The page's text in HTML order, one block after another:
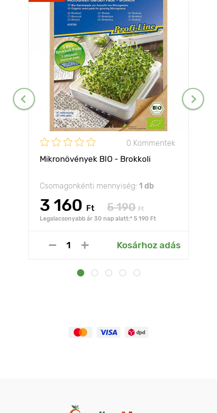
0 Kommentek
Mikronövények BIO - Brokkoli
Csomagonkénti mennyiség: 1 db
3 160 Ft 5 190 Ft
Legalacsonyabb ár 30 nap alatt:* 5 190 Ft
Kosárhoz adás